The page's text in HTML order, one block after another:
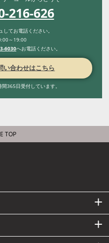
216-626
てお電話ください。
～19:00
6030へお電話ください。
い合わせはこちら
365日受付しています。
TOP